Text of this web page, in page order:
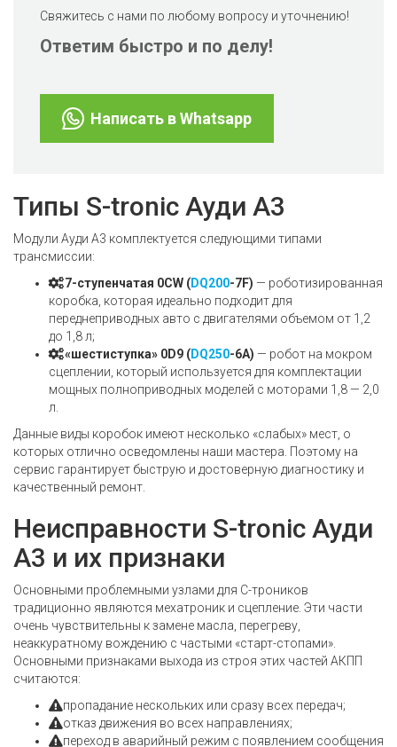
Свяжитесь с нами по любому вопросу и уточнению!
Ответим быстро и по делу!
Написать в Whatsapp
Типы S-tronic Ауди А3
Модули Ауди А3 комплектуется следующими типами
трансмиссии:
7-ступенчатая 0CW (DQ200-7F) — роботизированная
коробка, которая идеально подходит для
переднеприводных авто с двигателями объемом от 1,2
до 1,8 л;
«шестиступка» 0D9 (DQ250-6A) — робот на мокром
сцеплении, который используется для комплектации
мощных полноприводных моделей с моторами 1,8 — 2,0
л.
Данные виды коробок имеют несколько «слабых» мест, о
которых отлично осведомлены наши мастера. Поэтому на
сервис гарантирует быструю и достоверную диагностику и
качественный ремонт.
Неисправности S-tronic Ауди
А3 и их признаки
Основными проблемными узлами для С-троников
традиционно являются мехатроник и сцепление. Эти части
очень чувствительны к замене масла, перегреву,
неаккуратному вождению с частыми «старт-стопами».
Основными признаками выхода из строя этих частей АКПП
считаются:
пропадание нескольких или сразу всех передач;
отказ движения во всех направлениях;
переход в аварийный режим с появлением сообщения